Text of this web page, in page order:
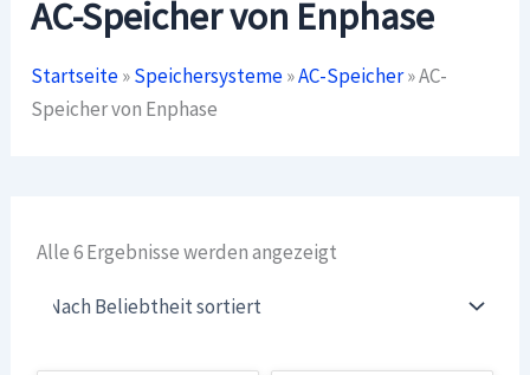
AC-Speicher von Enphase
Startseite»Speichersysteme»AC-Speicher»AC-
Speicher von Enphase
Alle 6 Ergebnisse werden angezeigt